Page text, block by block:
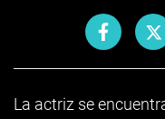
La actriz se